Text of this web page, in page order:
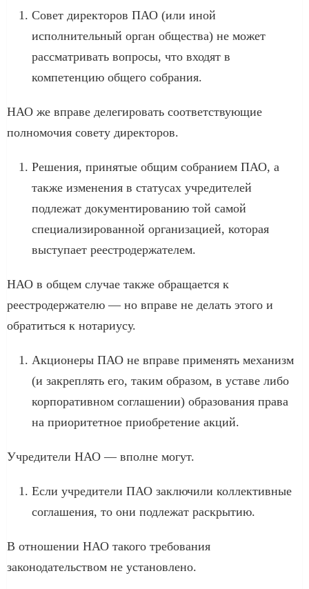
Совет директоров ПАО (или иной
исполнительный орган общества) не может
рассматривать вопросы, что входят в
компетенцию общего собрания.
НАО же вправе делегировать соответствующие
полномочия совету директоров.
Решения, принятые общим собранием ПАО, а
также изменения в статусах учредителей
подлежат документированию той самой
специализированной организацией, которая
выступает реестродержателем.
НАО в общем случае также обращается к
реестродержателю — но вправе не делать этого и
обратиться к нотариусу.
Акционеры ПАО не вправе применять механизм
(и закреплять его, таким образом, в уставе либо
корпоративном соглашении) образования права
на приоритетное приобретение акций.
Учредители НАО — вполне могут.
Если учредители ПАО заключили коллективные
соглашения, то они подлежат раскрытию.
В отношении НАО такого требования
законодательством не установлено.